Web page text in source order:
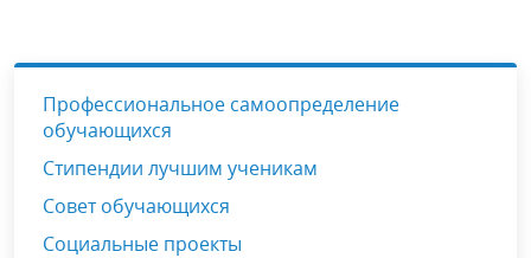
Профессиональное самоопределение
обучающихся
Стипендии лучшим ученикам
Совет обучающихся
Социальные проекты